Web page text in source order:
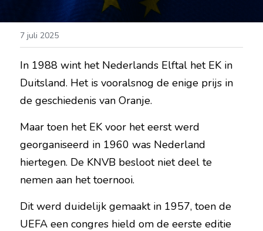
7 juli 2025
In 1988 wint het Nederlands Elftal het EK in
Duitsland. Het is vooralsnog de enige prijs in
de geschiedenis van Oranje.
Maar toen het EK voor het eerst werd
georganiseerd in 1960 was Nederland
hiertegen. De KNVB besloot niet deel te
nemen aan het toernooi.
Dit werd duidelijk gemaakt in 1957, toen de
UEFA een congres hield om de eerste editie